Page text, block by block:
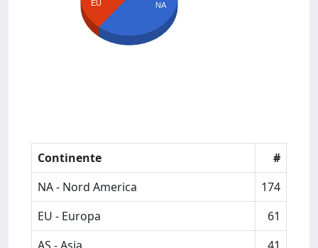
EU NA
Continente
#
NA - Nord America
174
EU - Europa
61